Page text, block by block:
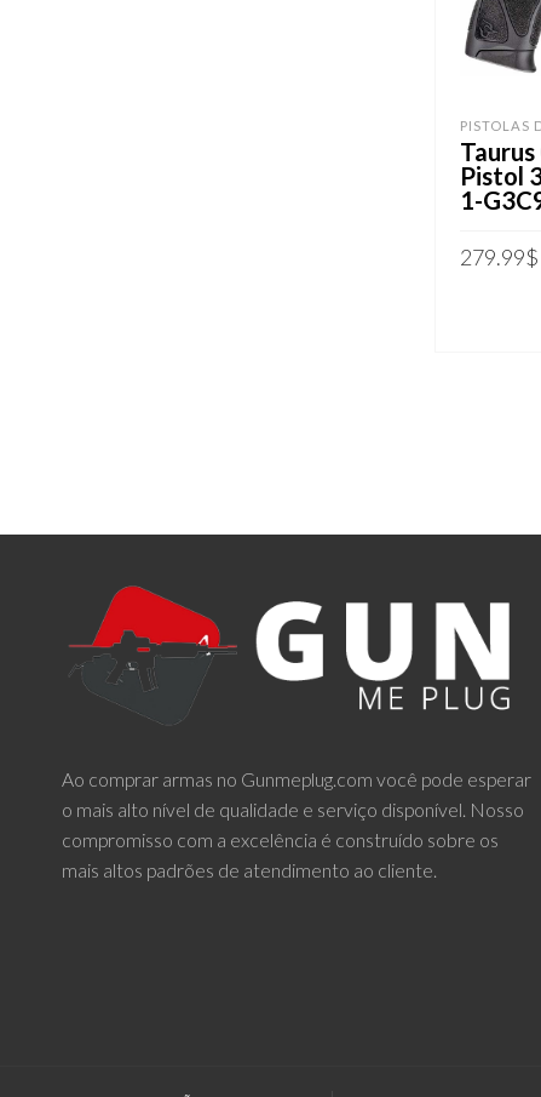
PISTOLAS
Pistol
1-
279.99$
Ao comprar armas no Gunmeplug.com você pode esperar
o mais alto nível de qualidade e serviço disponível. Nosso
compromisso com a excelência é construído sobre os
mais altos padrões de atendimento ao cliente.